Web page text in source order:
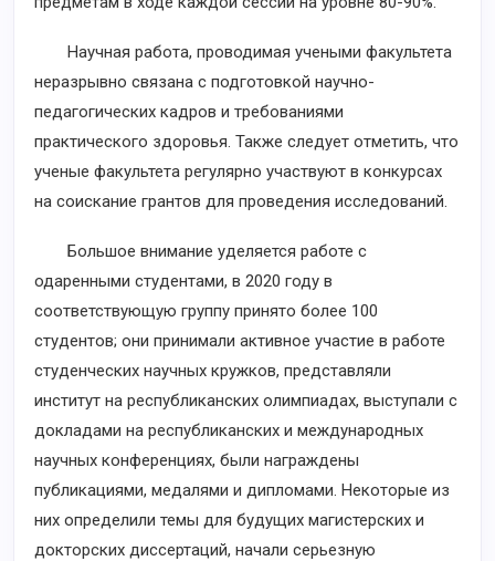
Научная работа, проводимая учеными факультета
неразрывно связана с подготовкой научно-
педагогических кадров и требованиями
практического здоровья. Также следует отметить, что
ученые факультета регулярно участвуют в конкурсах
на соискание грантов для проведения исследований.
Большое внимание уделяется работе с
одаренными студентами, в 2020 году в
соответствующую группу принято более 100
студентов; они принимали активное участие в работе
студенческих научных кружков, представляли
институт на республиканских олимпиадах, выступали с
докладами на республиканских и международных
научных конференциях, были награждены
публикациями, медалями и дипломами. Некоторые из
них определили темы для будущих магистерских и
докторских диссертаций, начали серьезную